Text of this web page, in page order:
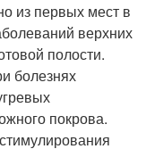
из первых мест в
верхних
полости.
болезнях
покрова.